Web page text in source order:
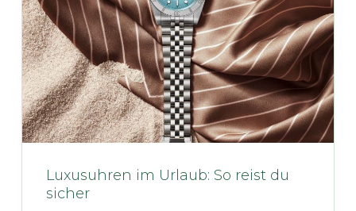
Luxusuhren im Urlaub: So reist du
sicher